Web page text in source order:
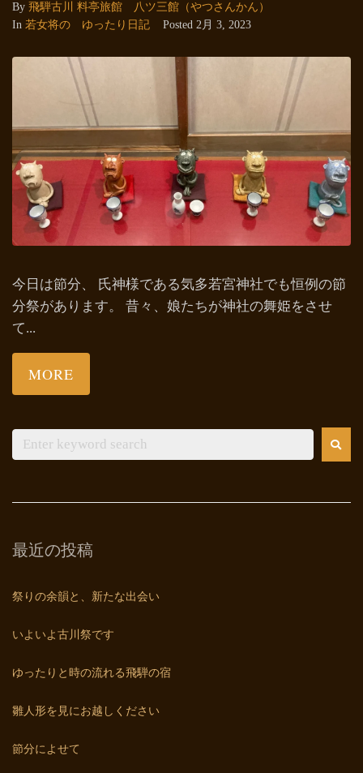
By 飛騨古川 料亭旅館 八ツ三館（やつさんかん）
In 若女将の ゆったり日記 Posted 2月 3, 2023
今日は節分、 氏神様である気多若宮神社でも恒例の節
分祭があります。 昔々、娘たちが神社の舞姫をさせ
て...
MORE
最近の投稿
祭りの余韻と、新たな出会い
いよいよ古川祭です
ゆったりと時の流れる飛騨の宿
雛人形を見にお越しください
節分によせて